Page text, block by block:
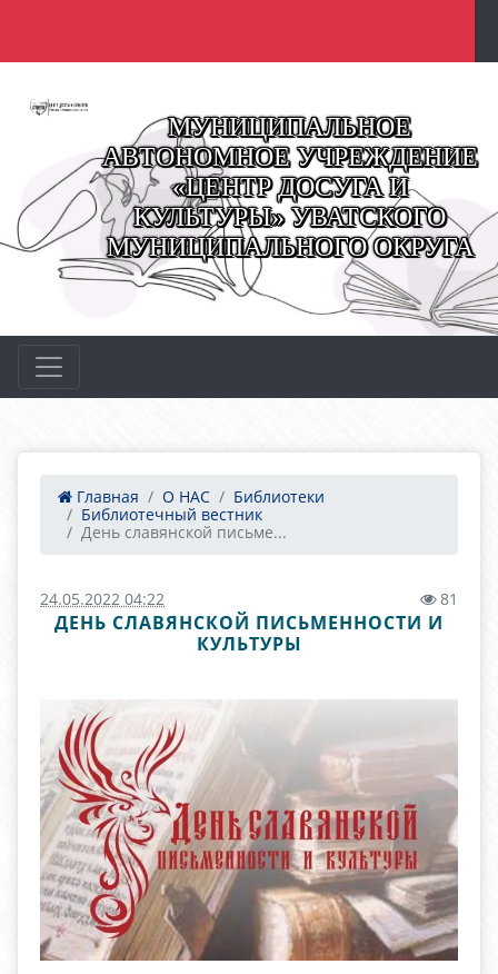
МУНИЦИПАЛЬНОЕ
АВТОНОМНОЕ УЧРЕЖДЕНИЕ
«ЦЕНТР ДОСУГА И
КУЛЬТУРЫ» УВАТСКОГО
МУНИЦИПАЛЬНОГО ОКРУГА
Главная О НАС
Библиотеки
Библиотечный вестник
День славянской письме...
24.05.2022 04:22 81
ДЕНЬ СЛАВЯНСКОЙ ПИСЬМЕННОСТИ И
КУЛЬТУРЫ